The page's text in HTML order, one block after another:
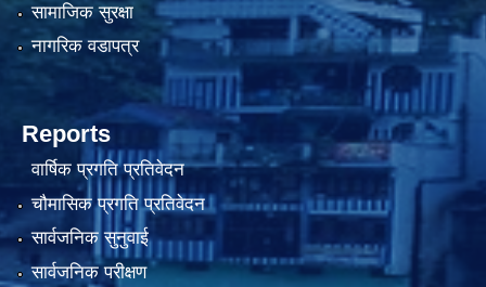
सामाजिक सुरक्षा
नागरिक वडापत्र
Reports
वार्षिक प्रगति प्रतिवेदन
चौमासिक प्रगति प्रतिवेदन
सार्वजनिक सुनुवाई
सार्वजनिक परीक्षण